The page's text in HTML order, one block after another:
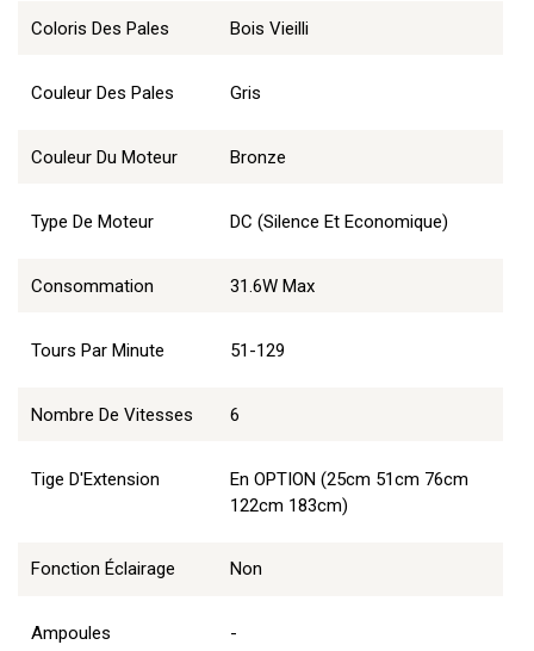
Coloris Des Pales Bois Vieilli
Couleur Des Pales Gris
Couleur Du Moteur Bronze
Type De Moteur DC (Silence Et Economique)
Consommation 31.6W Max
Tours Par Minute 51-129
Nombre De Vitesses 6
Tige D'Extension
En OPTION (25cm 51cm 76cm
122cm 183cm)
Fonction Éclairage Non
Ampoules -